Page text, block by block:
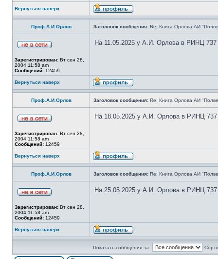
Вернуться наверх
Проф.А.И.Орлов Заголовок сообщения: Re: Книга Орлова АИ
Зарегистрирован: Вт сен 28,
2004 11:58 am
Сообщений: 12459
На 11.05.2025 у А.И. Орлова в РИНЦ 737
Вернуться наверх
Проф.А.И.Орлов Заголовок сообщения: Re: Книга Орлова АИ
Зарегистрирован: Вт сен 28,
2004 11:58 am
Сообщений: 12459
На 18.05.2025 у А.И. Орлова в РИНЦ 737
Вернуться наверх
Проф.А.И.Орлов Заголовок сообщения: Re: Книга Орлова АИ
Зарегистрирован: Вт сен 28,
2004 11:58 am
Сообщений: 12459
На 25.05.2025 у А.И. Орлова в РИНЦ 737
Вернуться наверх
Показать сообщения за: